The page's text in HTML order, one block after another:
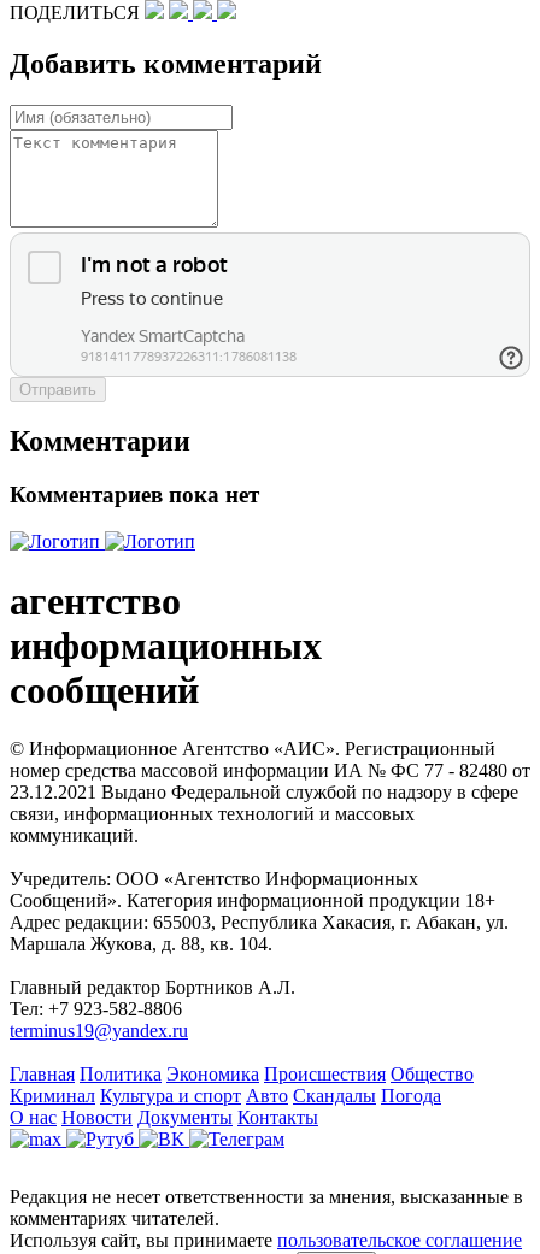
ПОДЕЛИТЬСЯ
Добавить комментарий
Отправить
Комментарии
Комментариев пока нет
агентство
информационных
сообщений
© Информационное Агентство «АИС». Регистрационный
номер средства массовой информации ИА № ФС 77 - 82480 от
23.12.2021 Выдано Федеральной службой по надзору в сфере
связи, информационных технологий и массовых
коммуникаций.
Учредитель: ООО «Агентство Информационных
Сообщений». Категория информационной продукции 18+
Адрес редакции: 655003, Республика Хакасия, г. Абакан, ул.
Маршала Жукова, д. 88, кв. 104.
Главный редактор Бортников А.Л.
Тел: +7 923-582-8806
terminus19@yandex.ru
Главная Политика Экономика Происшествия Общество
Криминал Культура и спорт Авто Скандалы Погода
О нас Новости Документы Контакты
Редакция не несет ответственности за мнения, высказанные в
комментариях читателей.
Используя сайт, вы принимаете пользовательское соглашение